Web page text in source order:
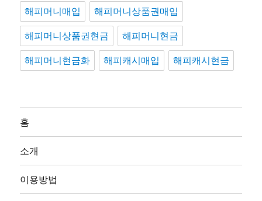
해피머니매입 해피머니상품권매입
해피머니상품권현금 해피머니현금
해피머니현금화 해피캐시매입 해피캐시현금
홈
소개
이용방법